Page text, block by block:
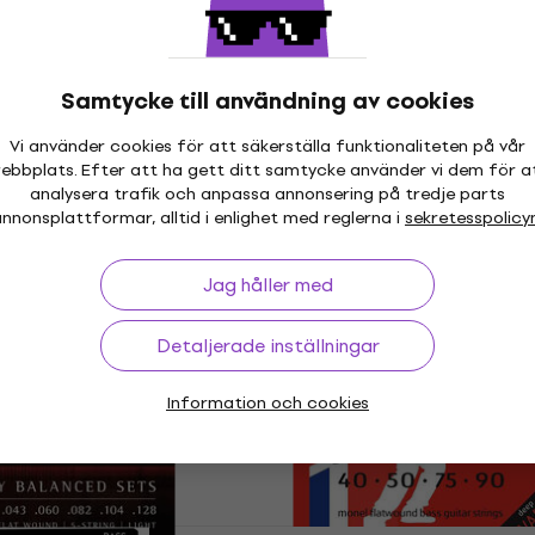
Samtycke till användning av cookies
Vi använder cookies för att säkerställa funktionaliteten på vår
Efter att ha gett ditt samtycke använder vi dem för
analysera trafik och anpassa annonsering på tredje parts
alltid i enlighet med reglerna i
Jag håller med
Detaljerade inställningar
Information och cookies
MUZMUZ-20
Bassträngar
4,6/5
644,52 kr
I lager för E-shop
5SL
MUZMUZ-30
D'Addario ENR72
Bassträngar
480,66 krmed kodMUZMUZ-35
759 kr
Mängdrabatt